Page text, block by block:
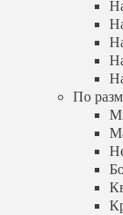
По
По
По
По